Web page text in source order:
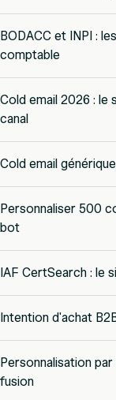
BODACC et INPI :
comptable
Cold email 2026 : le
canal
Cold email
Personnaliser 500
bot
IAF CertSearch : le
Intention d'achat
Personnalisation
fusion